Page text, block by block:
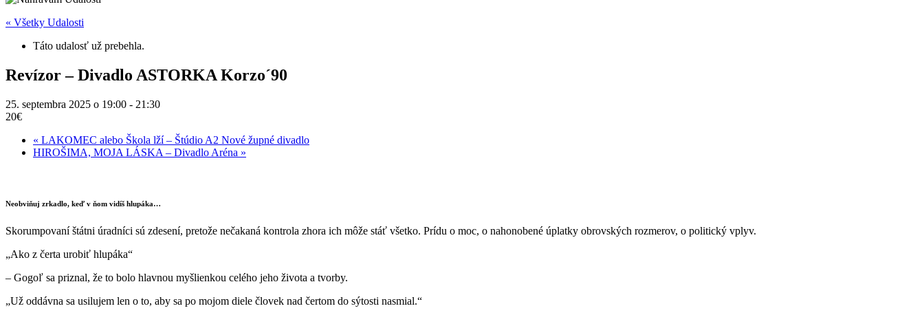
« Všetky Udalosti
Táto udalosť už prebehla.
Revízor – Divadlo ASTORKA Korzo´90
25. septembra 2025 o 19:00 - 21:30
20€
« LAKOMEC alebo Škola lží – Štúdio A2 Nové župné divadlo
HIROŠIMA, MOJA LÁSKA – Divadlo Aréna »
Neobviňuj zrkadlo, keď v ňom vidíš hlupáka…
Skorumpovaní štátni úradníci sú zdesení, pretože nečakaná kontrola zhora ich môže stáť všetko. Prídu o moc, o nahonobené úplatky obrovských rozmerov, o politický vplyv.
„Ako z čerta urobiť hlupáka“
– Gogoľ sa priznal, že to bolo hlavnou myšlienkou celého jeho života a tvorby.
„Už oddávna sa usilujem len o to, aby sa po mojom diele človek nad čertom do sýtosti nasmial.“